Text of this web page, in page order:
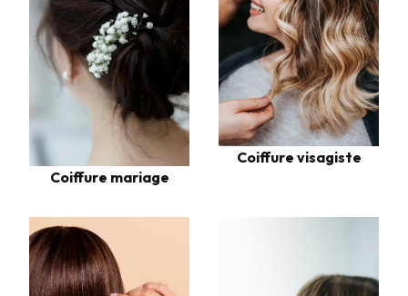
Coiffure mariage
Coiffure visagiste